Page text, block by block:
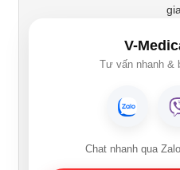
V-
Tư vấn nhanh &
Chat nhanh qua